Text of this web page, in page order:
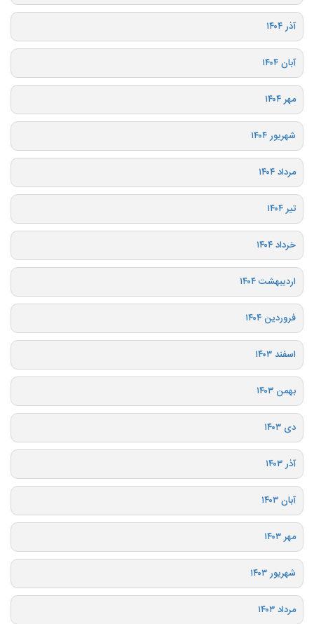
آذر ۱۴۰۴
آبان ۱۴۰۴
مهر ۱۴۰۴
شهریور ۱۴۰۴
مرداد ۱۴۰۴
تیر ۱۴۰۴
خرداد ۱۴۰۴
اردیبهشت ۱۴۰۴
فروردین ۱۴۰۴
اسفند ۱۴۰۳
بهمن ۱۴۰۳
دی ۱۴۰۳
آذر ۱۴۰۳
آبان ۱۴۰۳
مهر ۱۴۰۳
شهریور ۱۴۰۳
مرداد ۱۴۰۳